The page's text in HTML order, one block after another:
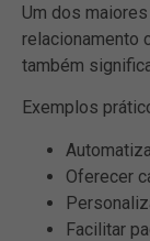
Um dos
relacionamento
também
Exemplos
Oferecer
Facilitar